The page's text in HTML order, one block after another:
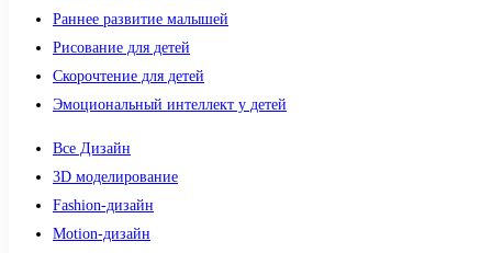
Раннее развитие малышей
Рисование для детей
Скорочтение для детей
Эмоциональный интеллект у детей
Все Дизайн
3D моделирование
Fashion-дизайн
Motion-дизайн